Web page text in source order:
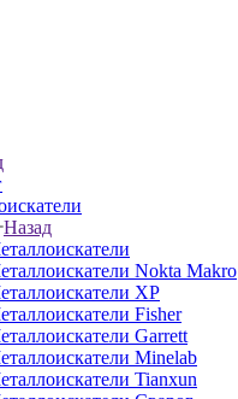
Назад
Nokta Makro
XP
Fisher
Garrett
Minelab
Tianxun